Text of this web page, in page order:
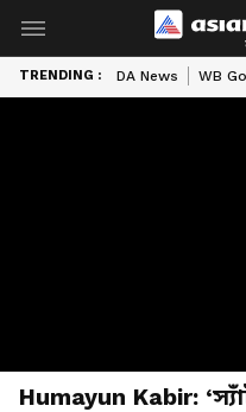
TRENDING : DA News WB
Humayun Kabir: